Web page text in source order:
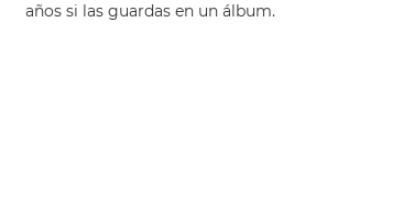
años si las guardas en un álbum.